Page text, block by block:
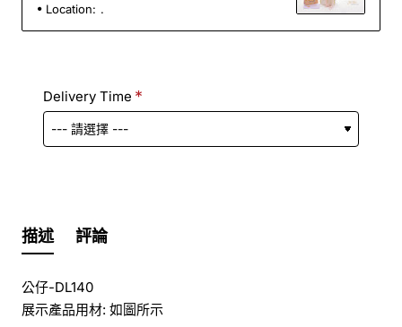
Location: .
Delivery Time
描述 評論
公仔-DL140
展示產品用材: 如圖所示